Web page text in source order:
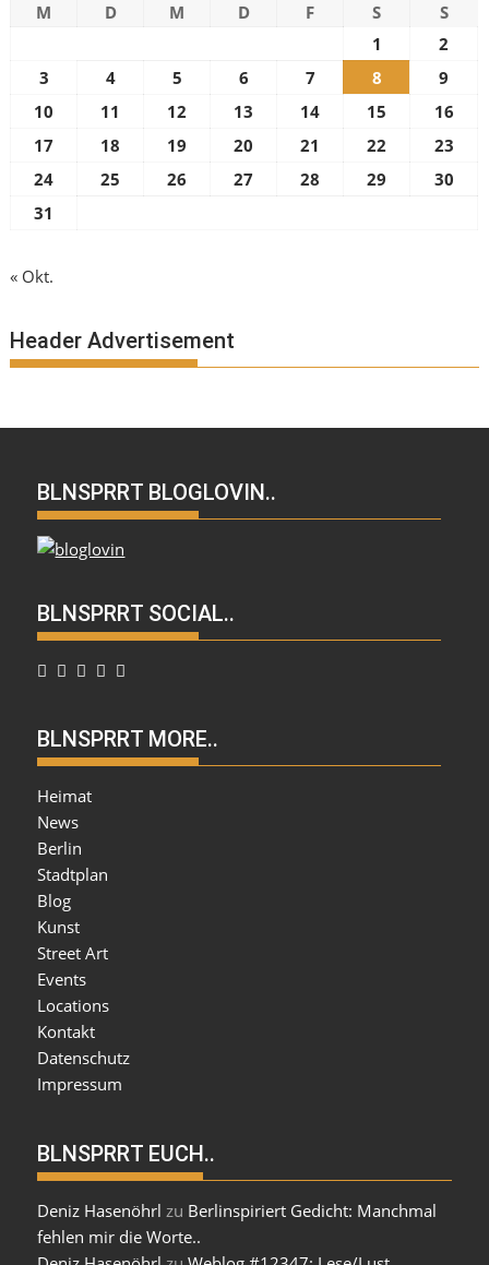
M D M D F S
S
1
2
3
4 5 6 7 8
9
10
11 12 13 14 15
16
17
18 19 20 21 22
23
24
25 26 27 28 29
30
31
« Okt.
Header Advertisement
BLNSPRRT BLOGLOVIN..
BLNSPRRT SOCIAL..
BLNSPRRT MORE..
Heimat
News
Berlin
Stadtplan
Blog
Kunst
Street Art
Events
Locations
Kontakt
Datenschutz
Impressum
BLNSPRRT EUCH..
Deniz Hasenöhrl zu Berlinspiriert Gedicht: Manchmal
fehlen mir die Worte..